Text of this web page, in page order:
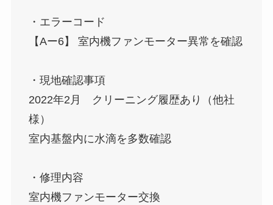
・エラーコード
【Aー6】 室内機ファンモーター異常を確認
・現地確認事項
2022年2月 クリーニング履歴あり（他社
様）
室内基盤内に水滴を多数確認
・修理内容
室内機ファンモーター交換